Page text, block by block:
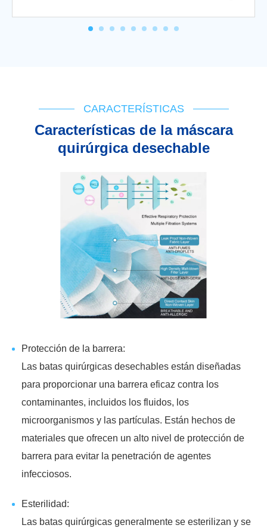
CARACTERÍSTICAS
Características de la máscara
quirúrgica desechable
Protección de la barrera:
Las batas quirúrgicas desechables están diseñadas
para proporcionar una barrera eficaz contra los
contaminantes, incluidos los fluidos, los
microorganismos y las partículas. Están hechos de
materiales que ofrecen un alto nivel de protección de
barrera para evitar la penetración de agentes
infecciosos.
Esterilidad:
Las batas quirúrgicas generalmente se esterilizan y se